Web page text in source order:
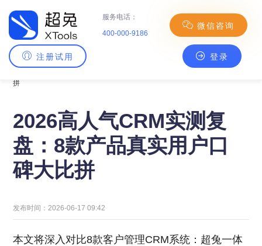
服务电话：
400-000-9186
微信咨询
注册试用 登录
主页>CRM百科> 2026高人气CRM实测复盘：8款产品真实用户口碑大比
拼
2026高人气CRM实测复
盘：8款产品真实用户口
碑大比拼
发布时间：2026-06-17 09:42
本文将深入对比8款客户管理CRM系统：超兔一体